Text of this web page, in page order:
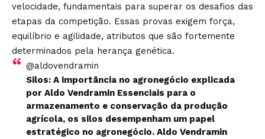
velocidade, fundamentais para superar os desafios das
etapas da competição. Essas provas exigem força,
equilíbrio e agilidade, atributos que são fortemente
determinados pela herança genética.
@aldovendramin
Silos: A importância no agronegócio explicada
por Aldo Vendramin Essenciais para o
armazenamento e conservação da produção
agrícola, os silos desempenham um papel
estratégico no agronegócio. Aldo Vendramin